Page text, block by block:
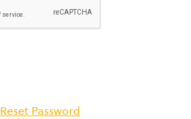
Reset Password